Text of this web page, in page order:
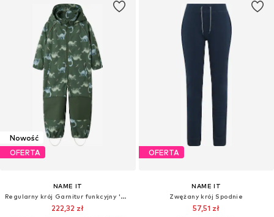
Nowość
OFERTA
NAME IT
Regularny krój Garnitur funkcyjny 'NMMALFA08'
222,32 zł
OFERTA
NAME IT
Zwężany krój Spodnie
57,51 zł